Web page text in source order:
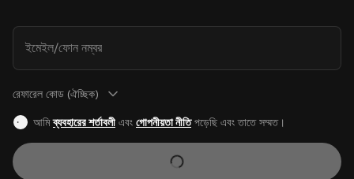
ইমেইল/ফোন নম্বর
রেফারেল কোড (ঐচ্ছিক)
আমিব্যবহারের শর্তাবলীএবং গোপনীয়তা নীতিপড়েছি এবং তাতে সম্মত।